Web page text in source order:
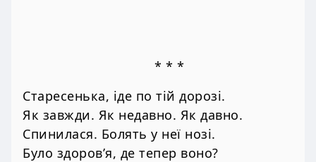
* * *
Старесенька, іде по тій дорозі.
Як завжди. Як недавно. Як давно.
Спинилася. Болять у неї нозі.
Було здоров’я, де тепер воно?